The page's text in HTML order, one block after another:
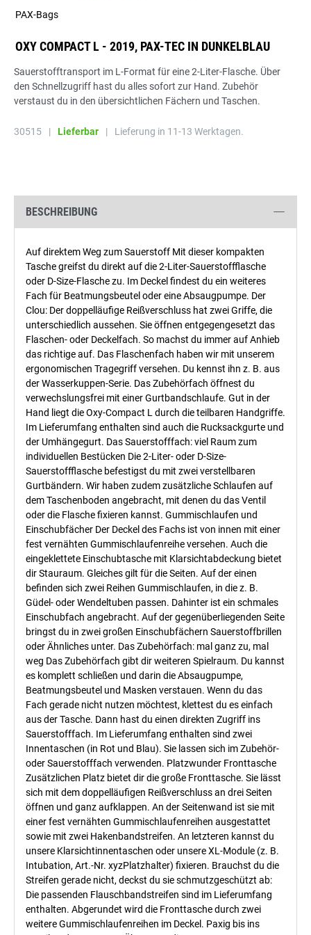
OXY COMPACT L - 2019, PAX-TEC IN DUNKELBLAU
PAX-Bags
Sauerstofftransport im L-Format für eine 2-Liter-Flasche. Über
den Schnellzugriff hast du alles sofort zur Hand. Zubehör
verstaust du in den übersichtlichen Fächern und Taschen.
30515 | Lieferbar | Lieferung in 11-13 Werktagen.
BESCHREIBUNG
Auf direktem Weg zum Sauerstoff Mit dieser kompakten
Tasche greifst du direkt auf die 2-Liter-Sauerstoffflasche
oder D-Size-Flasche zu. Im Deckel findest du ein weiteres
Fach für Beatmungsbeutel oder eine Absaugpumpe. Der
Clou: Der doppelläufige Reißverschluss hat zwei Griffe, die
unterschiedlich aussehen. Sie öffnen entgegengesetzt das
Flaschen- oder Deckelfach. So machst du immer auf Anhieb
das richtige auf. Das Flaschenfach haben wir mit unserem
ergonomischen Tragegriff versehen. Du kennst ihn z. B. aus
der Wasserkuppen-Serie. Das Zubehörfach öffnest du
verwechslungsfrei mit einer Gurtbandschlaufe. Gut in der
Hand liegt die Oxy-Compact L durch die teilbaren Handgriffe.
Im Lieferumfang enthalten sind auch die Rucksackgurte und
der Umhängegurt. Das Sauerstofffach: viel Raum zum
individuellen Bestücken Die 2-Liter- oder D-Size-
Sauerstoffflasche befestigst du mit zwei verstellbaren
Gurtbändern. Wir haben zudem zusätzliche Schlaufen auf
dem Taschenboden angebracht, mit denen du das Ventil
oder die Flasche fixieren kannst. Gummischlaufen und
Einschubfächer Der Deckel des Fachs ist von innen mit einer
fest vernähten Gummischlaufenreihe versehen. Auch die
eingeklettete Einschubtasche mit Klarsichtabdeckung bietet
dir Stauraum. Gleiches gilt für die Seiten. Auf der einen
befinden sich zwei Reihen Gummischlaufen, in die z. B.
Güdel- oder Wendeltuben passen. Dahinter ist ein schmales
Einschubfach angebracht. Auf der gegenüberliegenden Seite
bringst du in zwei großen Einschubfächern Sauerstoffbrillen
oder Ähnliches unter. Das Zubehörfach: mal ganz zu, mal
weg Das Zubehörfach gibt dir weiteren Spielraum. Du kannst
es komplett schließen und darin die Absaugpumpe,
Beatmungsbeutel und Masken verstauen. Wenn du das
Fach gerade nicht nutzen möchtest, klettest du es einfach
aus der Tasche. Dann hast du einen direkten Zugriff ins
Sauerstofffach. Im Lieferumfang enthalten sind zwei
Innentaschen (in Rot und Blau). Sie lassen sich im Zubehör-
oder Sauerstofffach verwenden. Platzwunder Fronttasche
Zusätzlichen Platz bietet dir die große Fronttasche. Sie lässt
sich mit dem doppelläufigen Reißverschluss an drei Seiten
öffnen und ganz aufklappen. An der Seitenwand ist sie mit
einer fest vernähten Gummischlaufenreihen ausgestattet
sowie mit zwei Hakenbandstreifen. An letzteren kannst du
unsere Klarsichtinnentaschen oder unsere XL-Module (z. B.
Intubation, Art.-Nr. xyzPlatzhalter) fixieren. Brauchst du die
Streifen gerade nicht, deckst du sie schmutzgeschützt ab:
Die passenden Flauschbandstreifen sind im Lieferumfang
enthalten. Abgerundet wird die Fronttasche durch zwei
weitere Gummischlaufenreihen im Deckel. Paxig bis ins